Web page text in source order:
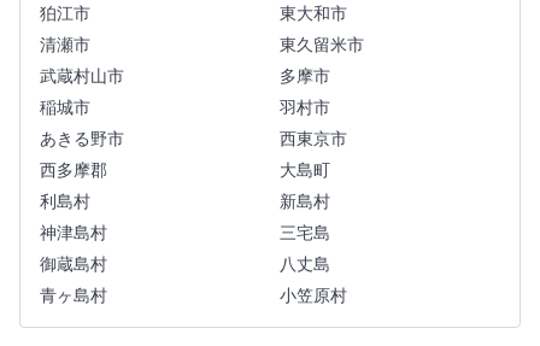
狛江市
東大和市
清瀬市
東久留米市
武蔵村山市
多摩市
稲城市
羽村市
あきる野市
西東京市
西多摩郡
大島町
利島村
新島村
神津島村
三宅島
御蔵島村
八丈島
青ヶ島村
小笠原村